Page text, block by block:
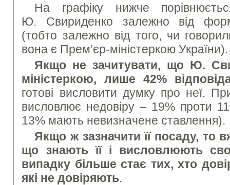
На графіку нижче
Ю. Свириденко залежно від
(тобто залежно від того, чи
вона є Прем’єр-міністеркою України).
Якщо не зачитувати, що Ю.
міністеркою, лише 42%
готові висловити думку про неї.
висловлює недовіру – 19% проти
13% мають невизначене ставлення).
Якщо ж зазначити її посаду, то
що знають її і висловлюють
випадку більше стає тих, хто
які не довіряють.